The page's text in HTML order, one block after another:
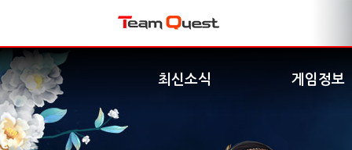
최신소식 게임정보